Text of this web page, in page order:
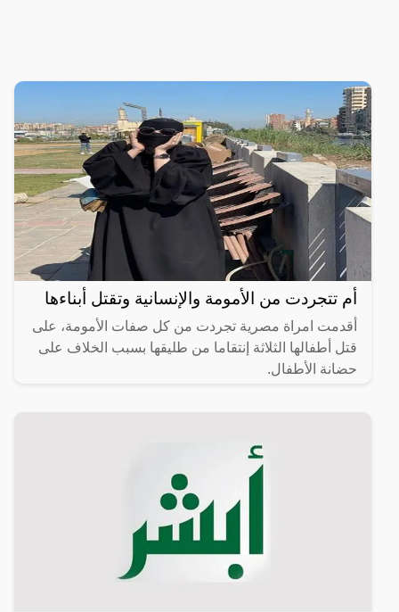
أم تتجردت من الأمومة والإنسانية وتقتل أبناءها
أقدمت امراة مصرية تجردت من كل صفات الأمومة، على
قتل أطفالها الثلاثة إنتقاما من طليقها بسبب الخلاف على
حضانة الأطفال.